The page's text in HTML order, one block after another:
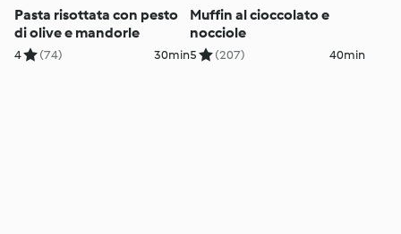
Pasta risottata con pesto
di olive e mandorle
4 (74) 30min
Muffin al cioccolato e
nocciole
5 (207) 40min